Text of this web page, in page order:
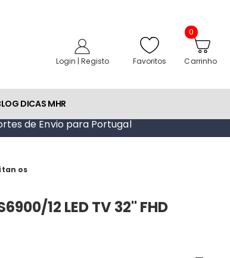
Login | Registo Favoritos
0
Carrinho
DICAS MHR
de Envio para Portugal
os
12 LED TV 32" FHD